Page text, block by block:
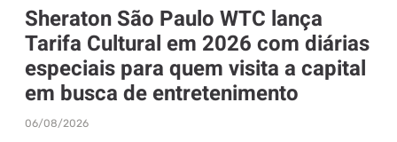
Sheraton São Paulo WTC lança
Tarifa Cultural em 2026 com diárias
especiais para quem visita a capital
em busca de entretenimento
06/08/2026